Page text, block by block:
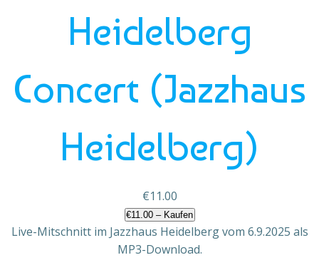
Heidelberg
Concert (Jazzhaus
Heidelberg)
€11.00
€11.00 – Kaufen
Live-Mitschnitt im Jazzhaus Heidelberg vom 6.9.2025 als
MP3-Download.